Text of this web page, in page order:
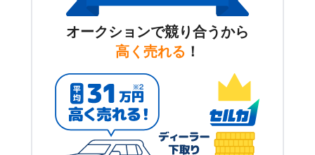
オークションで競り合うから
高く売れる ！